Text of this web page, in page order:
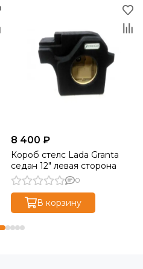
8 400 ₽
Короб стелс Lada Granta
седан 12" левая сторона
0
В корзину